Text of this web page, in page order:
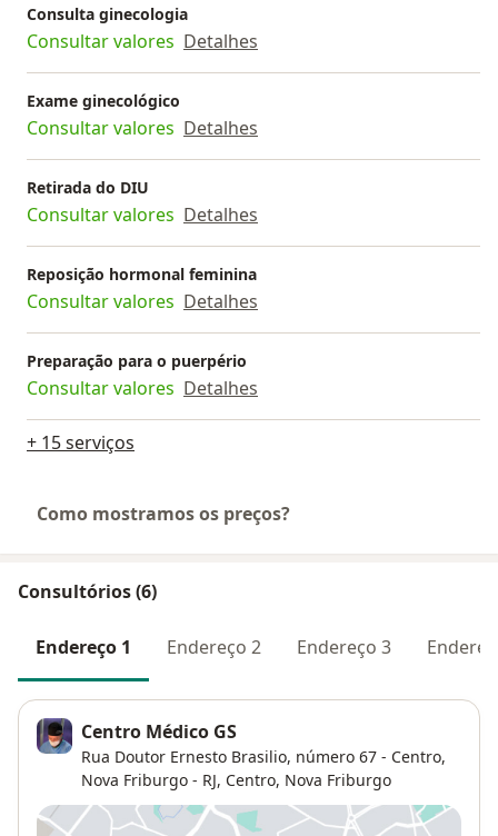
Consulta ginecologia
Consultar valores Detalhes
Exame ginecológico
Consultar valores Detalhes
Retirada do DIU
Consultar valores Detalhes
Reposição hormonal feminina
Consultar valores Detalhes
Preparação para o puerpério
Consultar valores Detalhes
+ 15 serviços
Como mostramos os preços?
Consultórios (6)
Endereço 1 Endereço 2 Endereço 3
Centro Médico GS
Rua Doutor Ernesto Brasilio, número 67 - Centro,
Nova Friburgo - RJ, Centro, Nova Friburgo